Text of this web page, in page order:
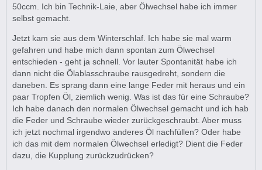
50ccm. Ich bin Technik-Laie, aber Ölwechsel habe ich immer
selbst gemacht.
Jetzt kam sie aus dem Winterschlaf. Ich habe sie mal warm
gefahren und habe mich dann spontan zum Ölwechsel
entschieden - geht ja schnell. Vor lauter Spontanität habe ich
dann nicht die Ölablasschraube rausgedreht, sondern die
daneben. Es sprang dann eine lange Feder mit heraus und ein
paar Tropfen Öl, ziemlich wenig. Was ist das für eine Schraube?
Ich habe danach den normalen Ölwechsel gemacht und ich hab
die Feder und Schraube wieder zurückgeschraubt. Aber muss
ich jetzt nochmal irgendwo anderes Öl nachfüllen? Oder habe
ich das mit dem normalen Ölwechsel erledigt? Dient die Feder
dazu, die Kupplung zurückzudrücken?